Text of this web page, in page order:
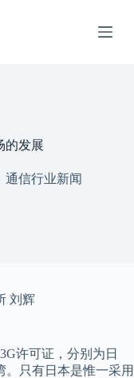
的发展
通信行业新闻
刘辉
许可证，分别为日
只有日本是惟一采用